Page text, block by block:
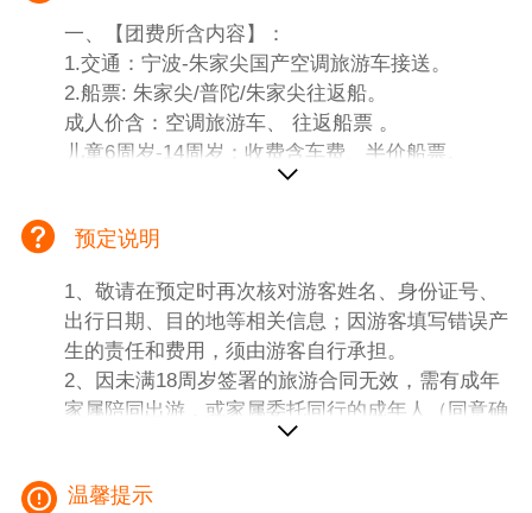
一、【团费所含内容】：
1.交通：宁波-朱家尖国产空调旅游车接送。
2.船票: 朱家尖/普陀/朱家尖往返船。
成人价含：空调旅游车、 往返船票 。
儿童6周岁-14周岁：收费含车费、半价船票。
儿童6周岁以下含：空调旅游车，其余不含。
二、团费不含内容：
保）；
2.门票：自理。
3.用餐：自理。
4.岛交：自理。
预定说明
1、敬请在预定时再次核对游客姓名、身份证号、
出行日期、目的地等相关信息；因游客填写错误产
生的责任和费用，须由游客自行承担。
2、因未满18周岁签署的旅游合同无效，需有成年
家属陪同出游，或家属委托同行的成年人（同意确
名。
温馨提示